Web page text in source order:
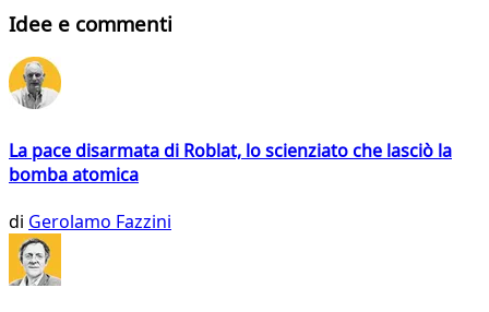
Idee e commenti
La pace disarmata di Roblat, lo scienziato che lasciò la
bomba atomica
di Gerolamo Fazzini